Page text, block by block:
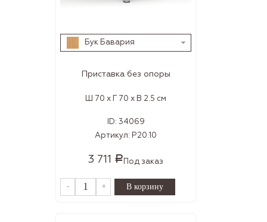
Бук Бавария
Приставка без опоры
Ш 70 x Г 70 x В 2.5 см
ID: 34069
Артикул: Р20.10
3 711 РПод заказ
- +